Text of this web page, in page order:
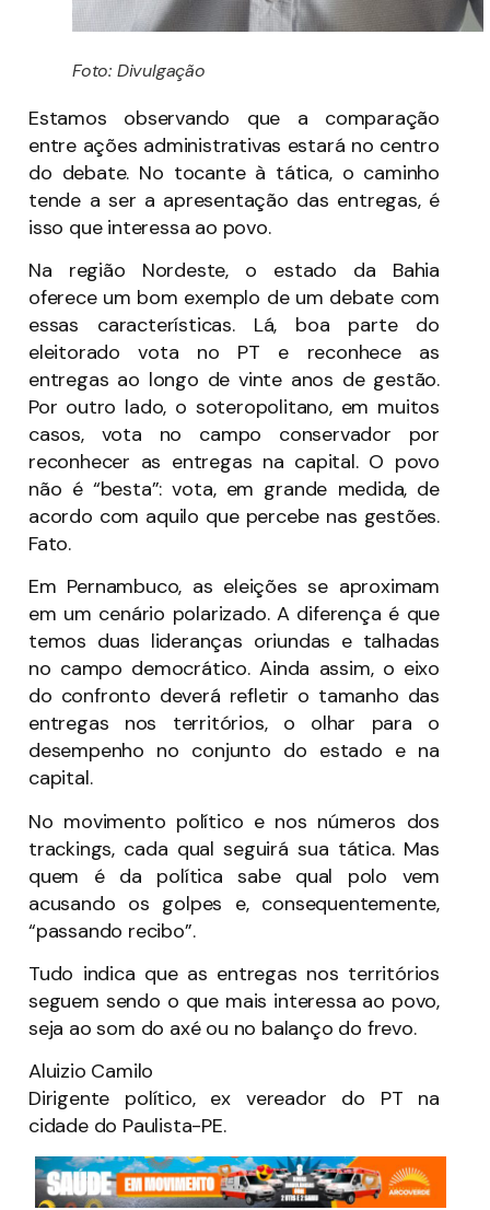
Foto: Divulgação
Estamos observando que a comparação
entre ações administrativas estará no centro
do debate. No tocante à tática, o caminho
tende a ser a apresentação das entregas, é
isso que interessa ao povo.
Na região Nordeste, o estado da Bahia
oferece um bom exemplo de um debate com
essas características. Lá, boa parte do
eleitorado vota no PT e reconhece as
entregas ao longo de vinte anos de gestão.
Por outro lado, o soteropolitano, em muitos
casos, vota no campo conservador por
reconhecer as entregas na capital. O povo
não é “besta”: vota, em grande medida, de
acordo com aquilo que percebe nas gestões.
Fato.
Em Pernambuco, as eleições se aproximam
em um cenário polarizado. A diferença é que
temos duas lideranças oriundas e talhadas
no campo democrático. Ainda assim, o eixo
do confronto deverá refletir o tamanho das
entregas nos territórios, o olhar para o
desempenho no conjunto do estado e na
capital.
No movimento político e nos números dos
trackings, cada qual seguirá sua tática. Mas
quem é da política sabe qual polo vem
acusando os golpes e, consequentemente,
“passando recibo”.
Tudo indica que as entregas nos territórios
seguem sendo o que mais interessa ao povo,
seja ao som do axé ou no balanço do frevo.
Aluizio Camilo
Dirigente político, ex vereador do PT na
cidade do Paulista-PE.